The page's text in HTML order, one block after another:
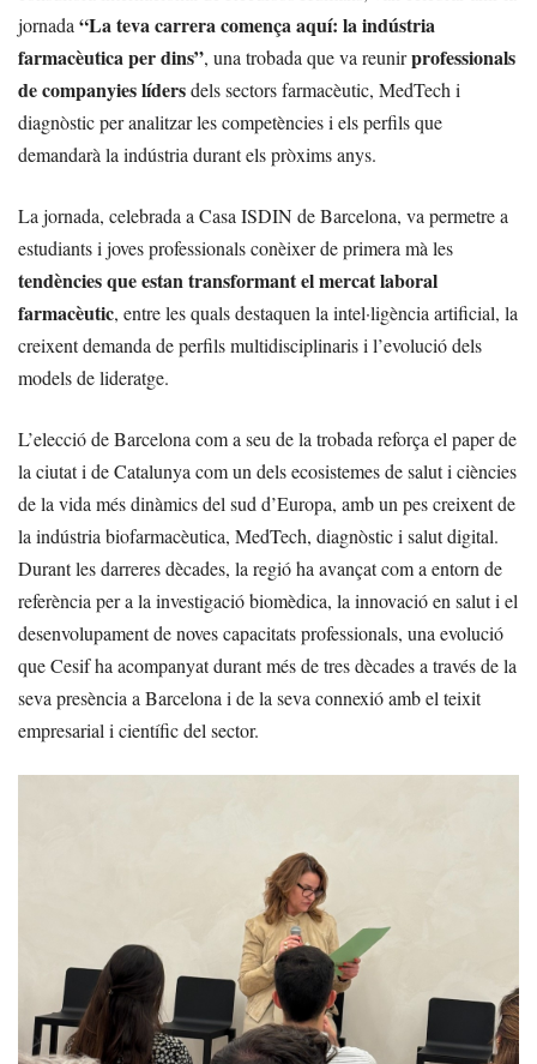
jornada “La teva carrera comença aquí: la indústria
farmacèutica per dins”, una trobada que va reunirprofessionals
de companyies lídersdels sectors farmacèutic, MedTech i
diagnòstic per analitzar les competències i els perfils que
demandarà la indústria durant els pròxims anys.
La jornada, celebrada a Casa ISDIN de Barcelona, va permetre a
estudiants i joves professionals conèixer de primera mà les
tendències que estan transformant el mercat laboral
farmacèutic, entre les quals destaquen la intel·ligència artificial, la
creixent demanda de perfils multidisciplinaris i l’evolució dels
models de lideratge.
L’elecció de Barcelona com a seu de la trobada reforça el paper de
la ciutat i de Catalunya com un dels ecosistemes de salut i ciències
de la vida més dinàmics del sud d’Europa, amb un pes creixent de
la indústria biofarmacèutica, MedTech, diagnòstic i salut digital.
Durant les darreres dècades, la regió ha avançat com a entorn de
referència per a la investigació biomèdica, la innovació en salut i el
desenvolupament de noves capacitats professionals, una evolució
que Cesif ha acompanyat durant més de tres dècades a través de la
seva presència a Barcelona i de la seva connexió amb el teixit
empresarial i científic del sector.